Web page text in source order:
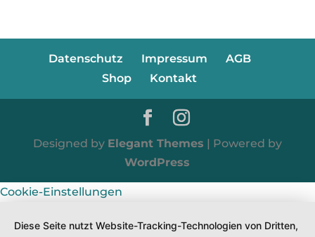
Datenschutz Impressum
AGB
Shop
Kontakt
Designed by Elegant Themes | Powered by
WordPress
Cookie-Einstellungen
Diese Seite nutzt Website-Tracking-Technologien von Dritten,